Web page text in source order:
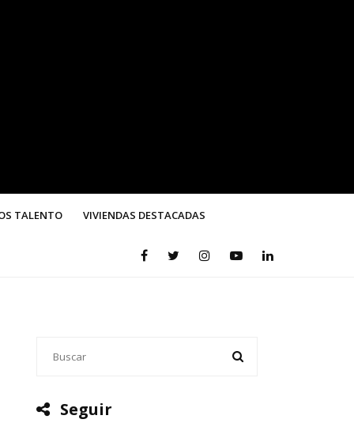
TALENTO VIVIENDAS DESTACADAS
Seguir